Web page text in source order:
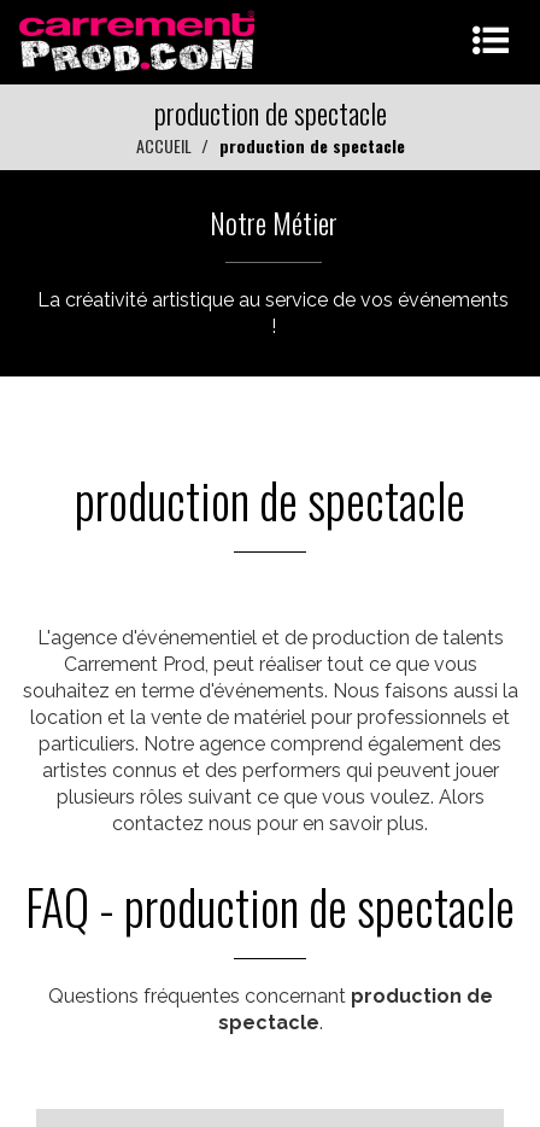
production de spectacle
ACCUEIL production de spectacle
Notre Métier
La créativité artistique au service de vos événements
!
production de spectacle
L'agence d'événementiel et de production de talents
Carrement Prod, peut réaliser tout ce que vous
souhaitez en terme d'événements. Nous faisons aussi la
location et la vente de matériel pour professionnels et
particuliers. Notre agence comprend également des
artistes connus et des performers qui peuvent jouer
plusieurs rôles suivant ce que vous voulez. Alors
contactez nous pour en savoir plus.
FAQ - production de spectacle
Questions fréquentes concernant production de
spectacle.